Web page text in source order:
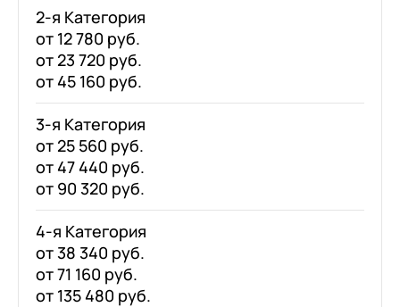
2-я Категория
от 12 780 руб.
от 23 720 руб.
от 45 160 руб.
3-я Категория
от 25 560 руб.
от 47 440 руб.
от 90 320 руб.
4-я Категория
от 38 340 руб.
от 71 160 руб.
от 135 480 руб.